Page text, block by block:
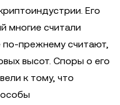
Его
многие считали
прежнему считают,
высот. Споры о его
к тому, что